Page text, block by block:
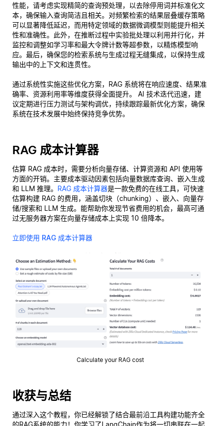
性能，请考虑实现精简的查询预处理，以去除停用词并标准化文
本，确保输入查询简洁且相关。对频繁检索的结果层叠缓存策略
可以显著降低延迟，而用特定领域的数据微调模型则能提升相关
性和准确性。此外，在推断过程中实验批处理以利用并行化，并
监控和调整如学习率和最大令牌计数等超参数，以精炼模型响
应。最后，确保您的检索系统与生成过程无缝集成，以保持生成
输出中的上下文和连贯性。
通过系统性实施这些优化方案，RAG 系统将在响应速度、结果准
确率、资源利用率等维度获得全面提升。 AI 技术迭代迅速，建
议定期进行压力测试与架构调优，持续跟踪最新优化方案，确保
系统在技术发展中始终保持竞争优势。
RAG 成本计算器
估算 RAG 成本时，需要分析向量存储、计算资源和 API 使用等
方面的开销。主要成本驱动因素包括向量数据库查询、嵌入生成
和 LLM 推理。 RAG 成本计算器是一款免费的在线工具，可快速
估算构建 RAG 的费用，涵盖切块（chunking）、嵌入、向量存
储/搜索和 LLM 生成。能帮助你发现节省费用的机会，最高可通
过无服务器方案在向量存储成本上实现 10 倍降本。
立即使用 RAG 成本计算器
Calculate your RAG cost
收获与总结
通过深入这个教程，你已经解锁了结合最前沿工具构建功能齐全
的RAG系统的能力！你学习了LangChain作为将一切串联在一起